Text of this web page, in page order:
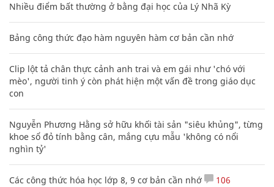
Nhiều điểm bất thường ở bằng đại học của Lý Nhã Kỳ
Bảng công thức đạo hàm nguyên hàm cơ bản cần nhớ
Clip lột tả chân thực cảnh anh trai và em gái như 'chó với
mèo', người tinh ý còn phát hiện một vấn đề trong giáo dục
con
Nguyễn Phương Hằng sở hữu khối tài sản "siêu khủng", từng
khoe sổ đỏ tính bằng cân, mắng cựu mẫu 'không có nổi
nghìn tỷ'
Các công thức hóa học lớp 8, 9 cơ bản cần nhớ 106